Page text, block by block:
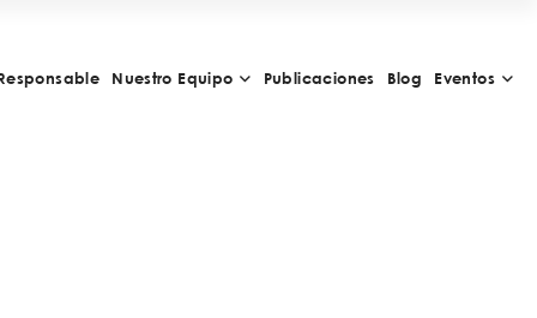
Nuestro Equipo Publicaciones Blog Eventos